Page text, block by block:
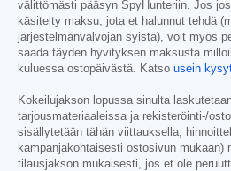
välittömästi pääsyn SpyHunteriin. Jos
käsitelty maksu, jota et halunnut tehdä
järjestelmänvalvojan syistä), voit myös
saada täyden hyvityksen maksusta
kuluessa ostopäivästä. Katso usein
Kokeilujakson lopussa sinulta
tarjousmateriaaleissa ja rekisteröinti-/
sisällytetään tähän viittauksella;
kampanjakohtaisesti ostosivun mukaan)
tilausjakson mukaisesti, jos et ole